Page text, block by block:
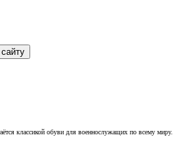
классикой обуви для военнослужащих по всему миру.